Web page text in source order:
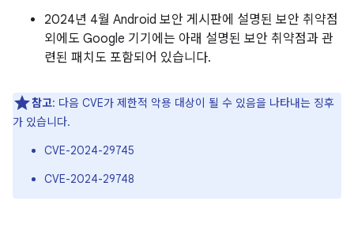
2024년 4월 Android 보안 게시판에 설명된 보안 취약점
외에도 Google 기기에는 아래 설명된 보안 취약점과 관
련된 패치도 포함되어 있습니다.
참고: 다음 CVE가 제한적 악용 대상이 될 수 있음을 나타내는 징후
가 있습니다.
CVE-2024-29745
CVE-2024-29748